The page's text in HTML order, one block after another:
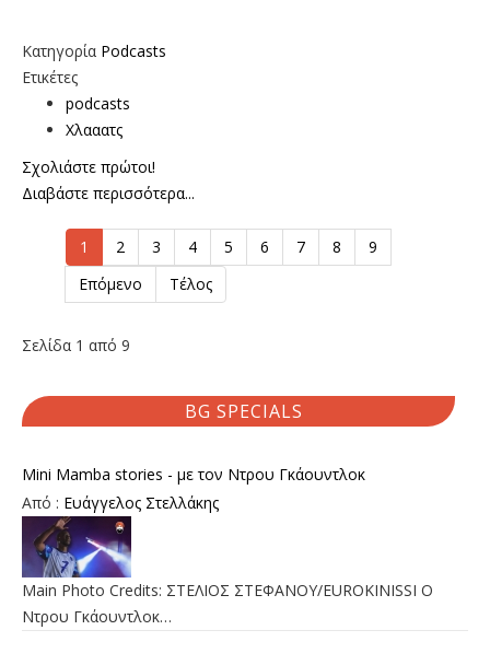
Κατηγορία Podcasts
Ετικέτες
podcasts
Χλααατς
Σχολιάστε πρώτοι!
Διαβάστε περισσότερα...
1 2 3 4 5 6 7 8
9
Επόμενο
Τέλος
Σελίδα 1 από 9
BG SPECIALS
Mini Mamba stories - με τον Ντρου Γκάουντλοκ
Από : Ευάγγελος Στελλάκης
Main Photo Credits: ΣΤΕΛΙΟΣ ΣΤΕΦΑΝΟΥ/EUROKINISSI Ο
Ντρου Γκάουντλοκ…